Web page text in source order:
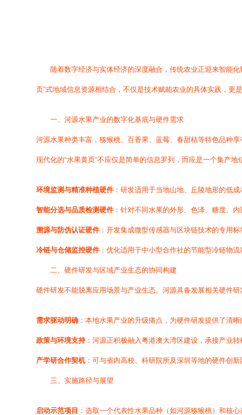
随着数字经济与实体经济的深度融合，传统农业正迎来智能
页”式地域信息资源相结合，不仅是技术赋能农业的具体实践，更
一、河源水果产业的数字化基底与硬件需求
河源水果种类丰富，猕猴桃、百香果、蓝莓、春甜桔等特色品种
现代化的“水果黄页”不应仅是简单的信息罗列，而应是一个集产
环境监测与精准种植硬件：研发适用于当地山地、丘陵地形的低
智能分选与品质检测硬件：针对不同水果的外形、色泽、糖度、
溯源与防伪认证硬件：开发集成微型传感器与区块链技术的专用
冷链与仓储监控硬件：优化适用于中小型合作社的节能型冷链物
二、硬件研发与区域产业生态的协同构建
硬件研发不能脱离应用场景与产业生态。河源具备发展相关硬件研
需求驱动明确 ：本地水果产业的升级痛点，为硬件研发提供了清晰
政策与环境支持：河源正积极融入粤港澳大湾区建设，承接产业
产学研合作契机：可与省内高校、科研院所及深圳等地的硬件创
三、实施路径与展望
启动示范项目 ：选取一个代表性水果品种（如河源猕猴桃）和核